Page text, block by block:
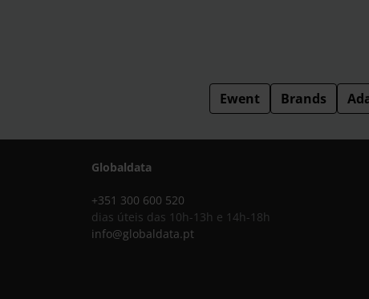
Ewent Brands
Globaldata
+351 300 600 520
dias úteis das 10h-13h e 14h-18h
info@globaldata.pt